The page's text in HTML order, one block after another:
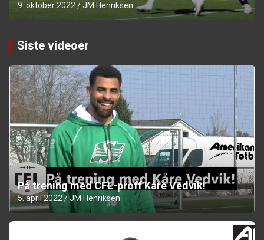
9. oktober 2022 JM Henriksen
Siste videoer
På trening med CFL-proff Kåre Vedvik!
5. april 2022 JM Henriksen